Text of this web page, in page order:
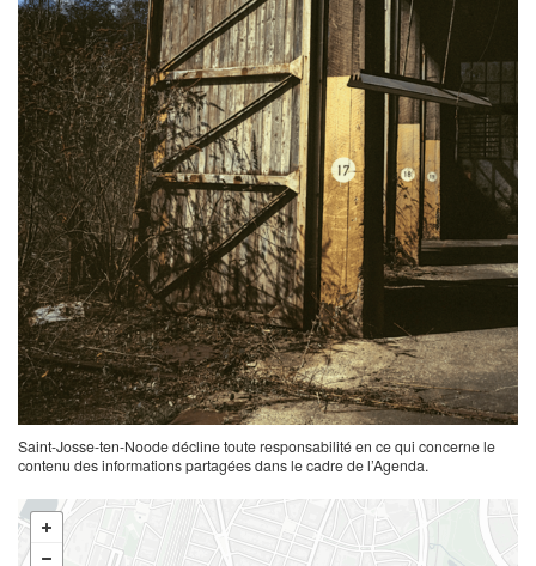
Saint-Josse-ten-Noode décline toute responsabilité en ce qui concerne le
contenu des informations partagées dans le cadre de l’Agenda.